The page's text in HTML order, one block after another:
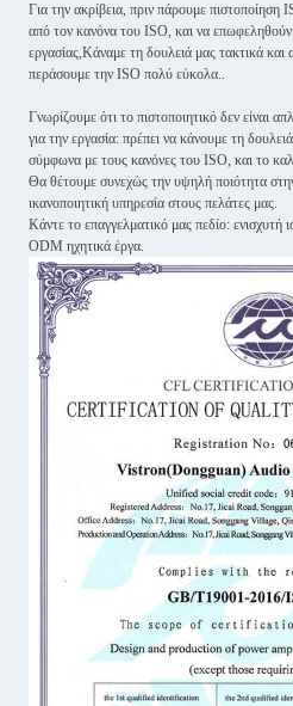
Για την ακρίβεια, πριν πάρουμε πιστοποίηση
από τον κανόνα του ISO, και να
εργασίας,Κάναμε τη δουλειά μας τακτικά και
περάσουμε την ISO πολύ εύκολα..
Γνωρίζουμε ότι το πιστοποιητικό δεν είναι
για την εργασία: πρέπει να κάνουμε τη
σύμφωνα με τους κανόνες του ISO, και το
Θα θέτουμε συνεχώς την υψηλή ποιότητα
ικανοποιητική υπηρεσία στους πελάτες μας.
Κάντε το επαγγελματικό μας πεδίο: ενισχυτή
ODM ηχητικά έργα.